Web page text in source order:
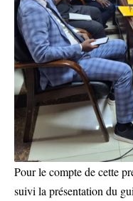
Pour le compte de cette
suivi la présentation du